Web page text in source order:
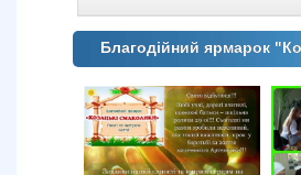
Благодійний ярмарок